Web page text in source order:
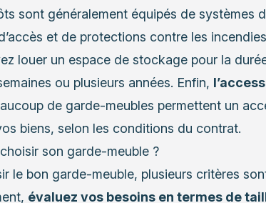
sont généralement équipés de systèmes
et de protections contre les
louer un espace de stockage pour la
ou plusieurs années. Enfin,
de garde-meubles permettent un
biens, selon les conditions du contrat.
son garde-meuble ?
le bon garde-meuble, plusieurs critères
évaluez vos besoins en termes de